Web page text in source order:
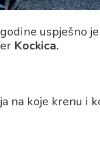
uspješno je
Kockica.
na koje krenu i